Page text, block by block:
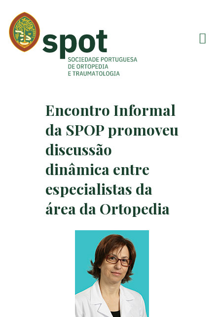
Encontro Informal
da SPOP promoveu
discussão
dinâmica entre
especialistas da
área da Ortopedia